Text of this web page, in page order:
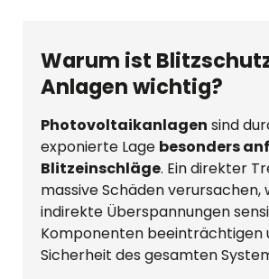
Warum ist
Anlagen wichtig?
Photovoltaikanlagen sind
exponierte Lage besonders
Blitzeinschläge. Ein direkter
massive Schäden verursachen,
indirekte Überspannungen
Komponenten beeinträchtigen
Sicherheit des gesamten